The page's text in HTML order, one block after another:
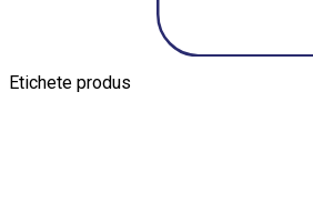
Etichete produs